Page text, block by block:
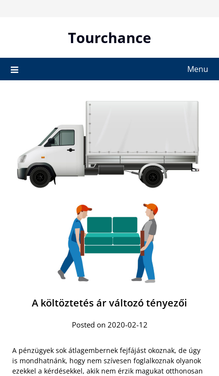
Tourchance
Menu
A költöztetés ár változó tényezői
Posted on 2020-02-12
A pénzügyek sok átlagembernek fejfájást okoznak, de úgy
is mondhatnánk, hogy nem szívesen foglalkoznak olyanok
ezekkel a kérdésekkel, akik nem érzik magukat otthonosan